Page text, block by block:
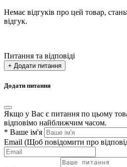
Немає відгуків про цей товар,
відгук.
Питання та відповіді
+ Додати питання
Додати питання
Якщо у Вас є питання по цьому
відповімо найближчим часом.
* Ваше ім'я
Email (Щоб повідомити про